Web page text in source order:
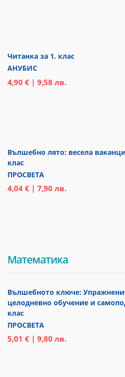
Читанка за 1. клас
АНУБИС
4,90 € | 9,58 лв.
Вълшебно лято: весела
клас
ПРОСВЕТА
4,04 € | 7,90 лв.
Математика
Вълшебното ключе:
целодневно обучение и
клас
ПРОСВЕТА
5,01 € | 9,80 лв.